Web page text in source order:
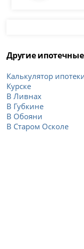
Другие
Калькулятор
Курске
В Ливнах
В Губкине
В Обояни
В Старом Осколе